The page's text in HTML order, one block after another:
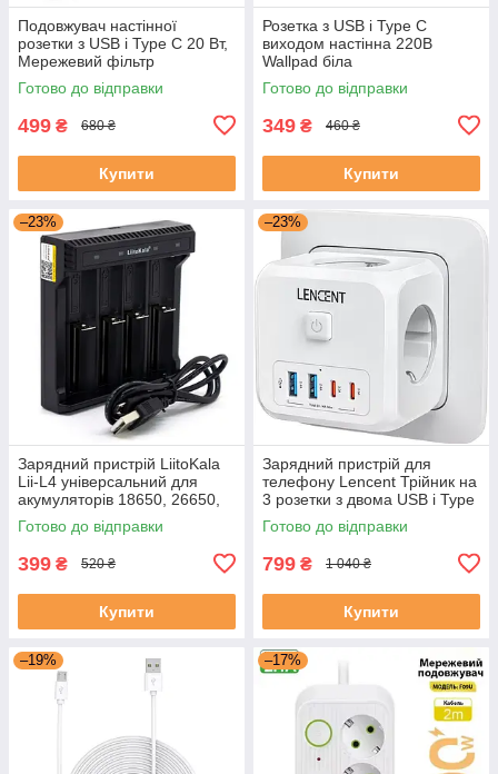
Подовжувач настінної
розетки з USB і Type C 20 Вт,
Мережевий фільтр
розгалужувач LENCENT
Готово до відправки
499 ₴ 680 ₴
Купити
Розетка з USB і Type C
виходом настінна 220В
Wallpad біла
Готово до відправки
349 ₴ 460 ₴
Купити
–23%
Зарядний пристрій LiitoKala
Lii-L4 універсальний для
акумуляторів 18650, 26650,
20700 інтелектуальний
зарядник
Готово до відправки
399 ₴ 520 ₴
Купити
–23%
Зарядний пристрій для
телефону Lencent Трійник на
3 розетки з двома USB і Type
C мережевий розгалужувач
Готово до відправки
799 ₴ 1 040 ₴
Купити
–19% –17%